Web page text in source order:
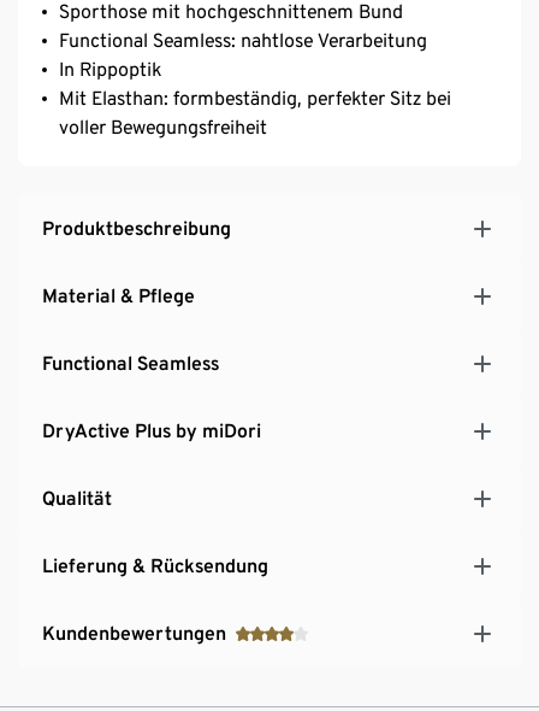
Sporthose mit hochgeschnittenem Bund
Functional Seamless: nahtlose Verarbeitung
In Rippoptik
Mit Elasthan: formbeständig, perfekter Sitz bei
voller Bewegungsfreiheit
Produktbeschreibung
Material & Pflege
Functional Seamless
DryActive Plus by miDori
Qualität
Lieferung & Rücksendung
Kundenbewertungen